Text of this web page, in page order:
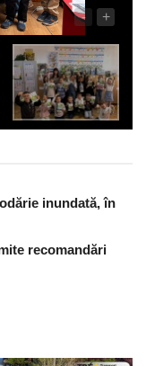
- +
inundată, în
recomandări